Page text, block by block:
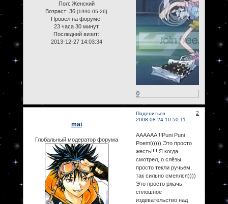
Пол: Женский
Возраст: 36[1990-05-26]
Провел на форуме:
23 часа 30 минут
Последний визит:
2013-12-27 14:03:34
0
Поделиться
2
2008-08-24 10:50:11
mai
Глобальный модератор форума
АААААА!!!Puni Puni
Poemi))))) Это просто
жесть!!!! Я когда
смотрел, о слёзы
просто текли ручьем,
так сильно смеялся))))
Это просто ржачь,
сплошное
издевательство над